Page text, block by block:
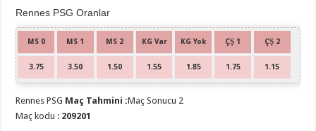
Rennes PSG Oranlar
MS 0 MS 1 MS 2 KG Var KG Yok ÇŞ 1 ÇŞ 2
3.75 3.50 1.50 1.55 1.85 1.75 1.15
Rennes PSG Maç Tahmini :Maç Sonucu 2
Maç kodu : 209201